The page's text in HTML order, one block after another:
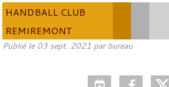
HANDBALL CLUB
REMIREMONT
Publié le 03 sept. 2021 par bureau